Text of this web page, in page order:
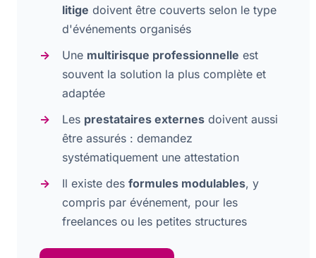
litige doivent être couverts selon le type
d'événements organisés
Une multirisque professionnelle est
souvent la solution la plus complète et
adaptée
Les prestataires externes doivent aussi
être assurés : demandez
systématiquement une attestation
Il existe des formules modulables, y
compris par événement, pour les
freelances ou les petites structures